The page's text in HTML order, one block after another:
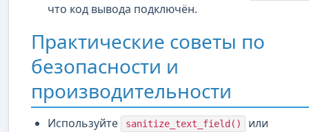
что код вывода подключён.
Практические советы по
безопасности и
производительности
Используйте sanitize_text_field()
или